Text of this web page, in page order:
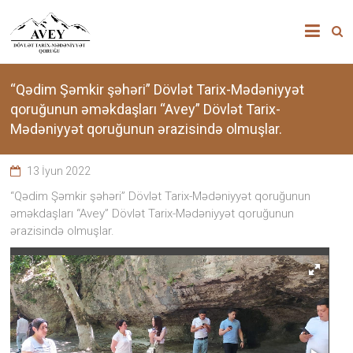
content
”AVEY”
DÖVLƏT
TARİX-
MƏDƏNİYYƏT
QORUĞU
“Avey”
Dövlət
Tarix-
qoruğu
zəngin
tarixi
memarlıq
və
arxeoloji
abidələr
“Qədim Şəmkir şəhəri” Dövlət Tarix-Mədəniyyət
qoruğunun əməkdaşları “Avey” Dövlət Tarix-
Mədəniyyət qoruğunun ərazisində olmuşlar.
13 İyun 2022
“Qədim Şəmkir şəhəri” Dövlət Tarix-Mədəniyyət qoruğunun
əməkdaşları “Avey” Dövlət Tarix-Mədəniyyət qoruğunun
ərazisində olmuşlar.